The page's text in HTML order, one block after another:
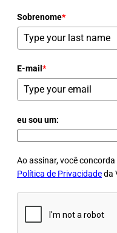
Sobrenome*
E-mail *
eu sou um:
Ao assinar, você
Política de Privacidadeda